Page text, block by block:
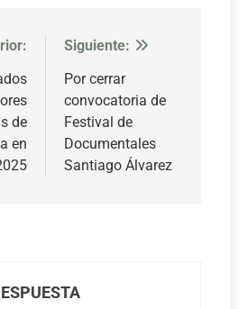
de
en
Siguiente:
Por cerrar
convocatoria de
Festival de
Documentales
Santiago Álvarez